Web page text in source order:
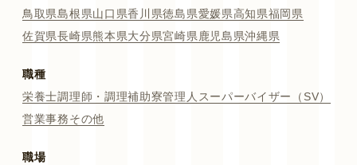
鳥取県島根県山口県香川県徳島県愛媛県高知県福岡県
佐賀県長崎県熊本県大分県宮崎県鹿児島県沖縄県
職種
栄養士調理師・調理補助寮管理人 スーパーバイザー（SV）
営業事務その他
職場